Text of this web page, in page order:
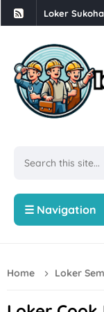
Loker
Loker QC,
Loker Crew
Lowongan
Loker
Loker
Loker
Loker Solo
Loker
☰ Navigation
Home Loker